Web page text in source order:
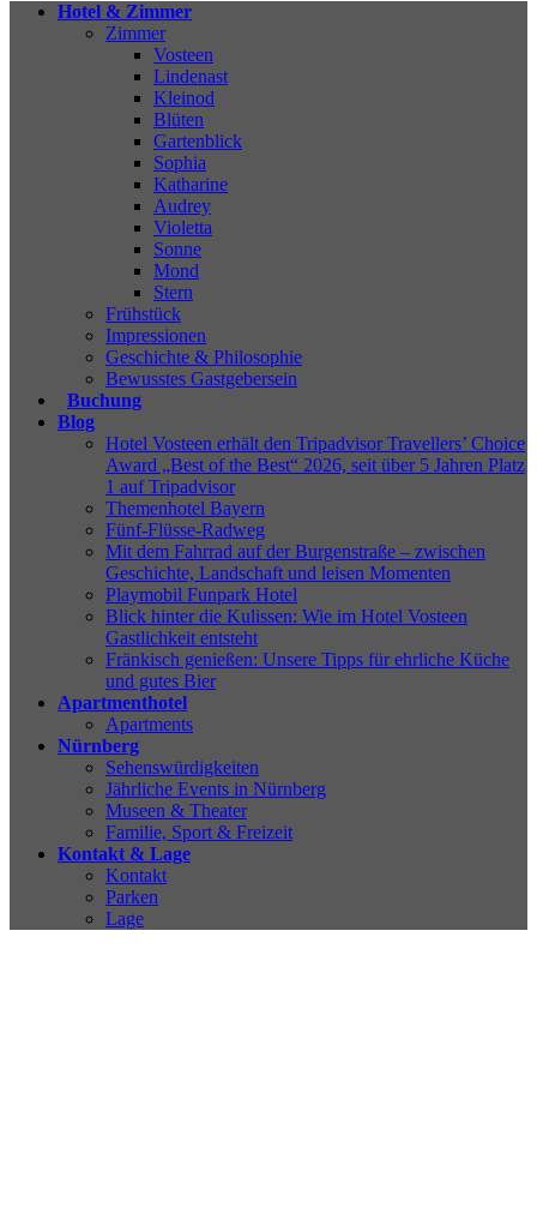
Hotel & Zimmer
Zimmer
Vosteen
Lindenast
Kleinod
Blüten
Gartenblick
Sophia
Katharine
Audrey
Violetta
Sonne
Mond
Stern
Frühstück
Impressionen
Geschichte & Philosophie
Bewusstes Gastgebersein
Buchung
Blog
Hotel Vosteen erhält den Tripadvisor Travellers’ Choice
Award „Best of the Best“ 2026, seit über 5 Jahren Platz
1 auf Tripadvisor
Themenhotel Bayern
Fünf-Flüsse-Radweg
Mit dem Fahrrad auf der Burgenstraße – zwischen
Geschichte, Landschaft und leisen Momenten
Playmobil Funpark Hotel
Blick hinter die Kulissen: Wie im Hotel Vosteen
Gastlichkeit entsteht
Fränkisch genießen: Unsere Tipps für ehrliche Küche
und gutes Bier
Apartmenthotel
Apartments
Nürnberg
Sehenswürdigkeiten
Jährliche Events in Nürnberg
Museen & Theater
Familie, Sport & Freizeit
Kontakt & Lage
Kontakt
Parken
Lage